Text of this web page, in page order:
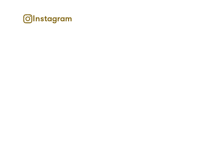
(l’esperimento del durian la sconsiglio a tutti). Sono
Instagram